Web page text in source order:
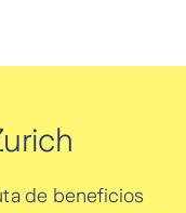
de beneficios